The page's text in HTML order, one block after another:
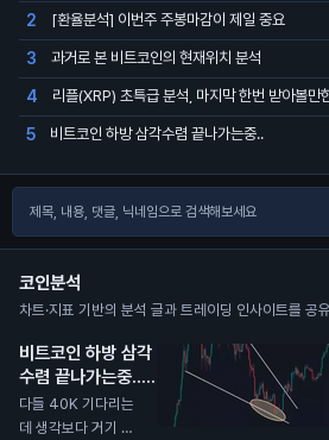
2 [환율분석] 이번주 주봉마감이 제일 중요
3 과거로 본 비트코인의 현재위치 분석
4 리플(XRP) 초특급 분석, 마지막 한번 받아볼만
5 비트코인 하방 삼각수렴 끝나가는중..
코인분석
차트·지표 기반의 분석 글과 트레이딩 인사이트를 공
비트코인 하방 삼각
수렴 끝나가는중..
N
다들 40K 기다리는
데 생각보다 거기 안